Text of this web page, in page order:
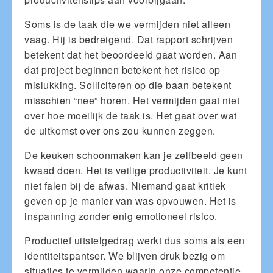
Soms is de taak die we vermijden niet alleen
vaag. Hij is bedreigend. Dat rapport schrijven
betekent dat het beoordeeld gaat worden. Aan
dat project beginnen betekent het risico op
mislukking. Solliciteren op die baan betekent
misschien “nee” horen. Het vermijden gaat niet
over hoe moeilijk de taak is. Het gaat over wat
de uitkomst over ons zou kunnen zeggen.
De keuken schoonmaken kan je zelfbeeld geen
kwaad doen. Het is veilige productiviteit. Je kunt
niet falen bij de afwas. Niemand gaat kritiek
geven op je manier van was opvouwen. Het is
inspanning zonder enig emotioneel risico.
Productief uitstelgedrag werkt dus soms als een
identiteitspantser. We blijven druk bezig om